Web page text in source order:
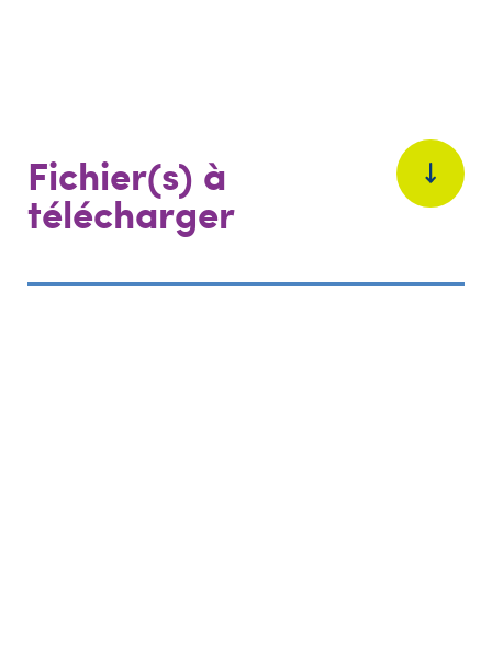
Fichier(s) à
télécharger